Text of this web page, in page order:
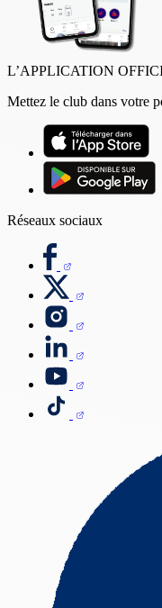
L’APPLICATION
Mettez le club dans votre
Réseaux sociaux